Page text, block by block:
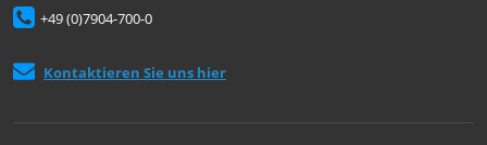
+49 (0)7904-700-0
Kontaktieren Sie uns hier